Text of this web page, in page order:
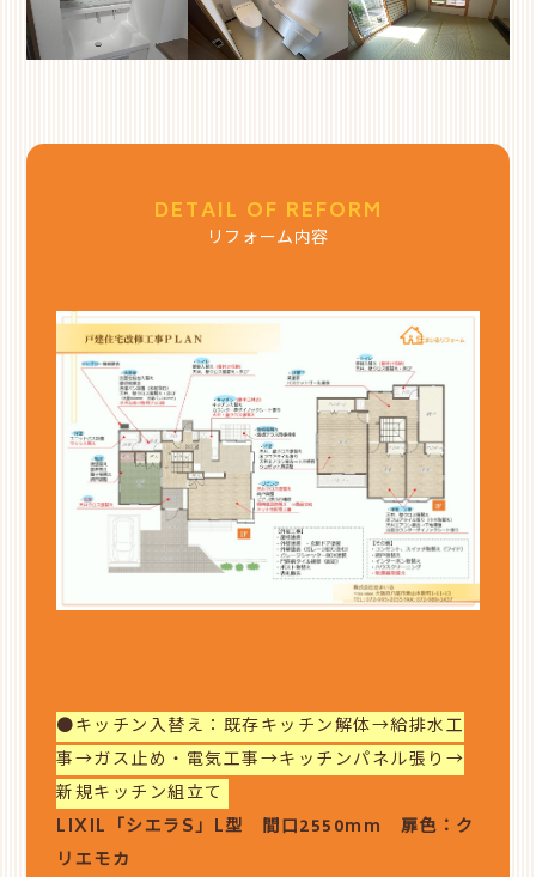
DETAIL OF REFORM
リフォーム内容
●キッチン入替え：既存キッチン解体→給排水工
事→ガス止め・電気工事→キッチンパネル張り→
新規キッチン組立て
LIXIL「シエラS」L型 間口2550mm 扉色：ク
リエモカ